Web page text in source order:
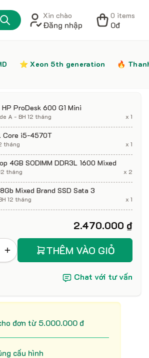
Xin chào
Đăng nhập
0 items
0đ
⭐️ Xeon 5th generation
🔥
ProDesk 600 G1 Mini
A - BH 12 tháng x 1
Core i5-4570T
tháng x 1
4GB SODIMM DDR3L 1600 Mixed
tháng x 2
Mixed Brand SSD Sata 3
12 tháng x 1
2.470.000 ₫
THÊM VÀO GIỎ
Chat với tư vấn
đơn từ 5.000.000 đ
cấu hình